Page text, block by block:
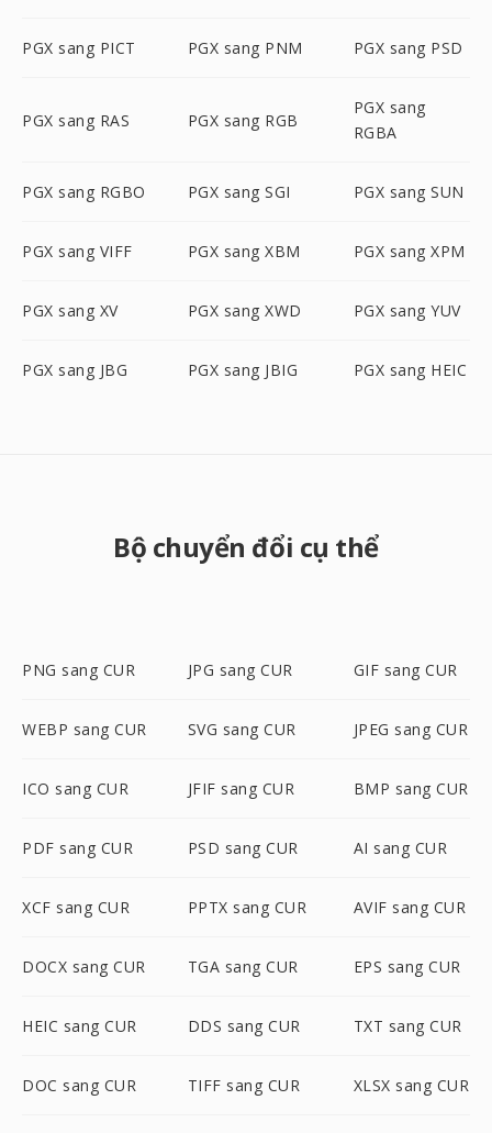
PGX sang PICT PGX sang PNM PGX sang PSD
PGX sang RAS PGX sang RGB
PGX sang
RGBA
PGX sang RGBO PGX sang SGI PGX sang SUN
PGX sang VIFF PGX sang XBM PGX sang XPM
PGX sang XV PGX sang XWD PGX sang YUV
PGX sang JBG PGX sang JBIG PGX sang HEIC
Bộ chuyển đổi cụ thể
PNG sang CUR JPG sang CUR GIF sang CUR
WEBP sang CUR SVG sang CUR JPEG sang CUR
ICO sang CUR JFIF sang CUR BMP sang CUR
PDF sang CUR PSD sang CUR AI sang CUR
XCF sang CUR PPTX sang CUR AVIF sang CUR
DOCX sang CUR TGA sang CUR EPS sang CUR
HEIC sang CUR DDS sang CUR TXT sang CUR
DOC sang CUR TIFF sang CUR XLSX sang CUR